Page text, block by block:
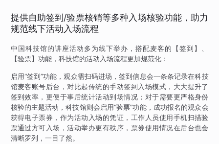
提供自助签到/验票核销等多种入场核验功能，助力
规范线下活动入场流程
中国科技馆的讲座活动多为线下举办，搭配麦客的【签到】、
【验票】功能，科技馆的活动入场流程更加规范化：
启用“签到”功能，观众需扫码进场，签到信息会一条条记录在科技
馆麦客账号后台，对比起传统的手动签到入场模式，大大提升了
签到效率，更便于事后统计活动到场情况；对于需要更严格身份
核验的主题活动，科技馆则会启用“验票”功能，成功报名的观众会
获得电子票券，作为活动入场的凭证，工作人员使用手机扫描验
票通过方可入场，活动举办更有秩序，票券使用情况在后台也会
清晰罗列，一目了然。